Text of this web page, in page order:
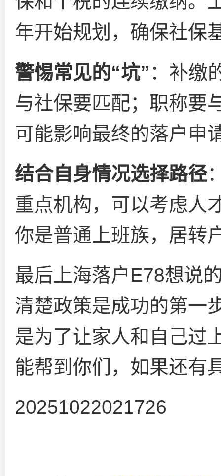
年开始规划，确保社保
警惕常见的“坑” ：补缴
与社保要匹配；职称要
可能影响最终的落户申
结合自身情况选择路径
重点机构，可以考虑人
你是普通上班族，居转
最后上海落户E78想说
清楚政策是成功的第一
是为了让家人和自己过
能帮到你们，如果还有
20251022021726